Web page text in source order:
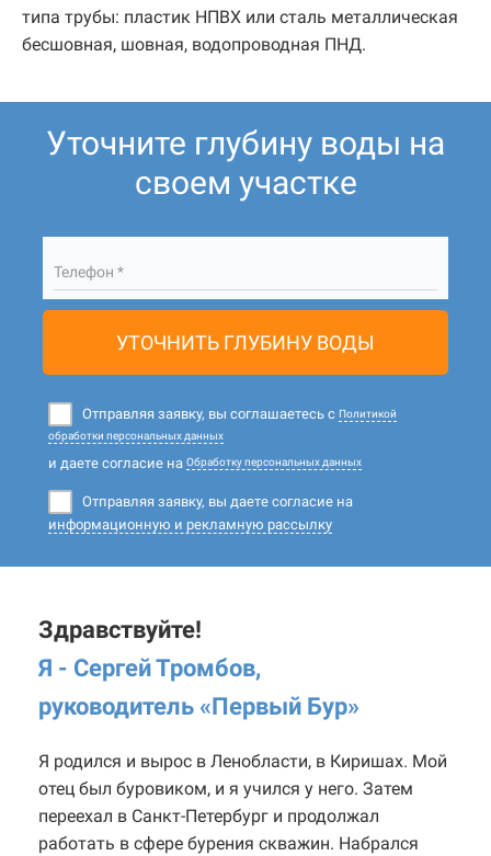
типа трубы: пластик НПВХ или сталь металлическая
бесшовная, шовная, водопроводная ПНД.
Уточните глубину воды на
своем участке
Телефон *
УТОЧНИТЬ ГЛУБИНУ ВОДЫ
Отправляя заявку, вы соглашаетесь с Политикой
обработки персональных данных
и даете согласие на Обработку персональных данных
Отправляя заявку, вы даете согласие на
информационную и рекламную рассылку
Здравствуйте!
Я - Сергей Тромбов,
руководитель «Первый Бур»
Я родился и вырос в Ленобласти, в Киришах. Мой
отец был буровиком, и я учился у него. Затем
переехал в Санкт-Петербург и продолжал
работать в сфере бурения скважин. Набрался